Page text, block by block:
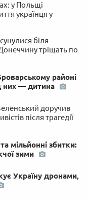
у Польщі
українця у
біля
тріщать по
районі
них — дитина
доручив
після трагедії
мільйонні збитки:
зими
Україну дронами,